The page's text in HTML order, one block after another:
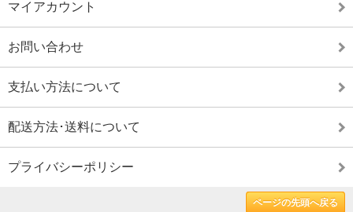
マイアカウント
お問い合わせ
支払い方法について
配送方法･送料について
プライバシーポリシー
ページの先頭へ戻る